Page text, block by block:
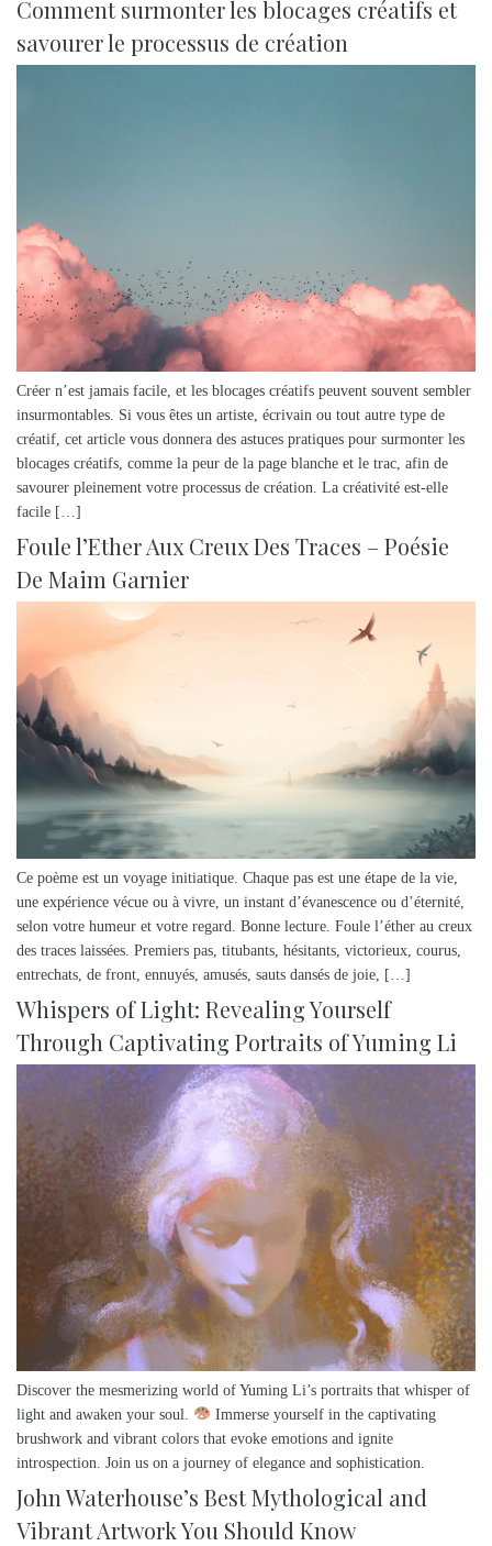
Comment surmonter les blocages créatifs et
savourer le processus de création
Créer n’est jamais facile, et les blocages créatifs peuvent souvent sembler
insurmontables. Si vous êtes un artiste, écrivain ou tout autre type de
créatif, cet article vous donnera des astuces pratiques pour surmonter les
blocages créatifs, comme la peur de la page blanche et le trac, afin de
savourer pleinement votre processus de création. La créativité est-elle
facile […]
Foule l’Ether Aux Creux Des Traces – Poésie
De Maim Garnier
Ce poème est un voyage initiatique. Chaque pas est une étape de la vie,
une expérience vécue ou à vivre, un instant d’évanescence ou d’éternité,
selon votre humeur et votre regard. Bonne lecture. Foule l’éther au creux
des traces laissées. Premiers pas, titubants, hésitants, victorieux, courus,
entrechats, de front, ennuyés, amusés, sauts dansés de joie, […]
Whispers of Light: Revealing Yourself
Through Captivating Portraits of Yuming Li
Discover the mesmerizing world of Yuming Li’s portraits that whisper of
light and awaken your soul.
Immerse yourself in the captivating
brushwork and vibrant colors that evoke emotions and ignite
introspection. Join us on a journey of elegance and sophistication.
John Waterhouse’s Best Mythological and
Vibrant Artwork You Should Know